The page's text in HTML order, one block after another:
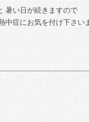
暑い日が続きますので
中症にお気を付け下さい